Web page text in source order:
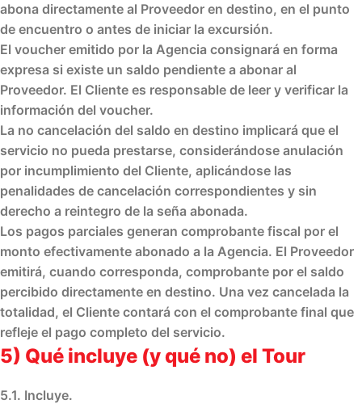
abona directamente al Proveedor en destino, en el punto
de encuentro o antes de iniciar la excursión.
El voucher emitido por la Agencia consignará en forma
expresa si existe un saldo pendiente a abonar al
Proveedor. El Cliente es responsable de leer y verificar la
información del voucher.
La no cancelación del saldo en destino implicará que el
servicio no pueda prestarse, considerándose anulación
por incumplimiento del Cliente, aplicándose las
penalidades de cancelación correspondientes y sin
derecho a reintegro de la seña abonada.
Los pagos parciales generan comprobante fiscal por el
monto efectivamente abonado a la Agencia. El Proveedor
emitirá, cuando corresponda, comprobante por el saldo
percibido directamente en destino. Una vez cancelada la
totalidad, el Cliente contará con el comprobante final que
refleje el pago completo del servicio.
5) Qué incluye (y qué no) el Tour
5.1. Incluye.